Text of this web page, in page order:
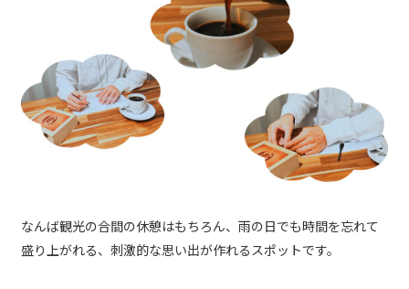
なんば観光の合間の休憩はもちろん、雨の日でも時間を忘れて
盛り上がれる、刺激的な思い出が作れるスポットです。